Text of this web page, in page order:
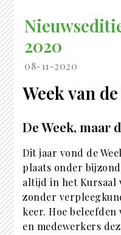
LID WORDEN
2020
08-11-2020
Week van
De Week, maar
Dit jaar vond de
plaats onder
altijd in het Kursaal
zonder
keer. Hoe
en medewerkers